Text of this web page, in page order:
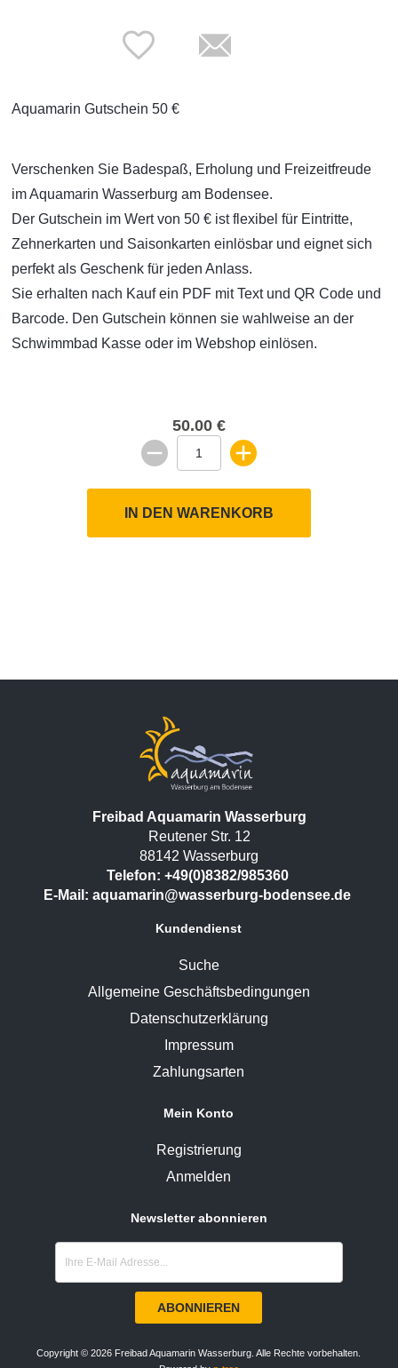
Aquamarin Gutschein 50 €
Verschenken Sie Badespaß, Erholung und Freizeitfreude
im Aquamarin Wasserburg am Bodensee.
Der Gutschein im Wert von 50 € ist flexibel für Eintritte,
Zehnerkarten und Saisonkarten einlösbar und eignet sich
perfekt als Geschenk für jeden Anlass.
Sie erhalten nach Kauf ein PDF mit Text und QR Code und
Barcode. Den Gutschein können sie wahlweise an der
Schwimmbad Kasse oder im Webshop einlösen.
50.00 €
IN DEN WARENKORB
Freibad Aquamarin Wasserburg
Reutener Str. 12
88142 Wasserburg
Telefon: +49(0)8382/985360
E-Mail: aquamarin@wasserburg-bodensee.de
Kundendienst
Suche
Allgemeine Geschäftsbedingungen
Datenschutzerklärung
Impressum
Zahlungsarten
Mein Konto
Registrierung
Anmelden
Newsletter abonnieren
Copyright © 2026 Freibad Aquamarin Wasserburg. Alle Rechte vorbehalten.